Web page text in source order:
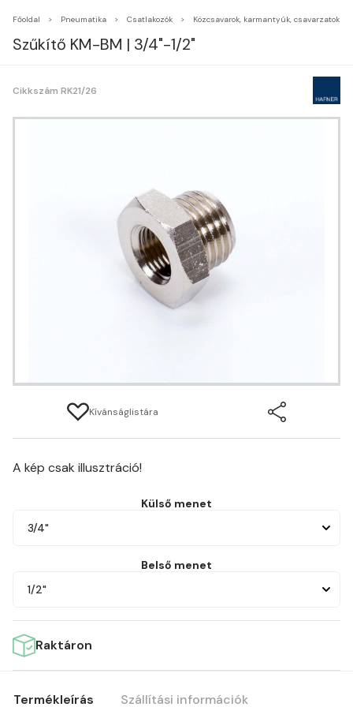
Főoldal Pneumatika Csatlakozók Közcsavarok, karmantyúk, csavarzatok
Szűkítő KM-BM | 3/4"-1/2"
Cikkszám RK21/26
Kívánságlistára
A kép csak illusztráció!
Külső menet
3/4"
Belső menet
1/2"
Raktáron
Termékleírás Szállítási információk